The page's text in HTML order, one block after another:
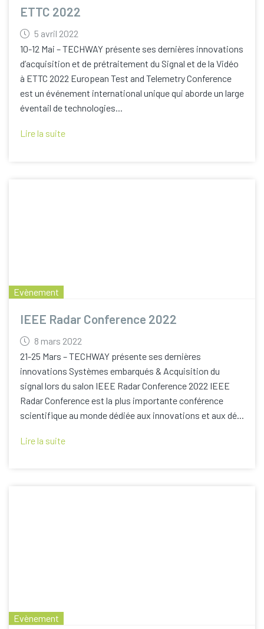
ETTC 2022
5 avril 2022
10-12 Mai – TECHWAY présente ses dernières innovations
d’acquisition et de prétraitement du Signal et de la Vidéo
à ETTC 2022 European Test and Telemetry Conference
est un événement international unique qui aborde un large
éventail de technologies...
Lire la suite
Evènement
IEEE Radar Conference 2022
8 mars 2022
21-25 Mars – TECHWAY présente ses dernières
innovations Systèmes embarqués & Acquisition du
signal lors du salon IEEE Radar Conference 2022 IEEE
Radar Conference est la plus importante conférence
scientifique au monde dédiée aux innovations et aux dé...
Lire la suite
Evènement